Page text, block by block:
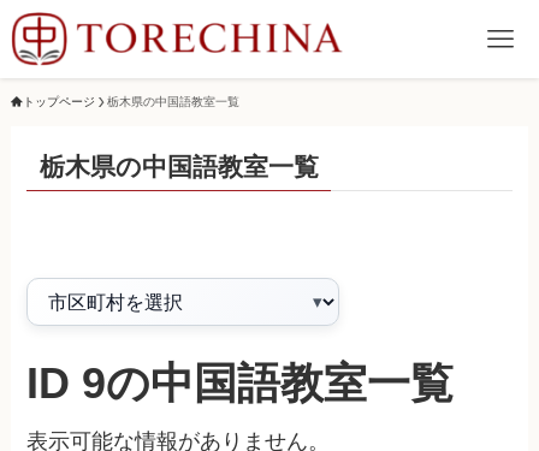
トップページ 栃木県の中国語教室一覧
栃木県の中国語教室一覧
ID 9の中国語教室一覧
表示可能な情報がありません。